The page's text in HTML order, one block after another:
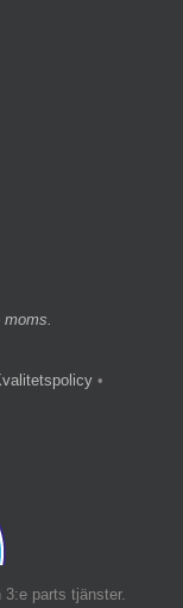
•
parts tjänster.